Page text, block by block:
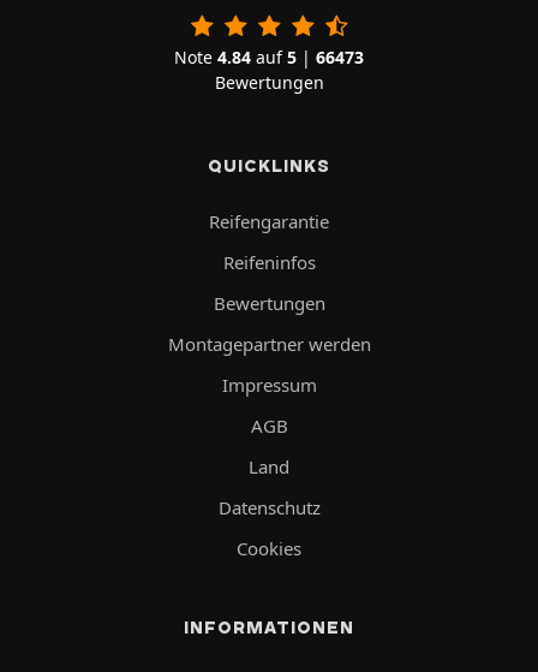
Note 4.84 auf5 | 66473
Bewertungen
QUICKLINKS
Reifengarantie
Reifeninfos
Bewertungen
Montagepartner werden
Impressum
AGB
Land
Datenschutz
Cookies
INFORMATIONEN